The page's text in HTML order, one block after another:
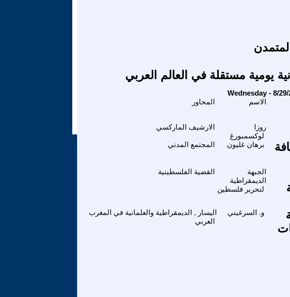
يومية مستقلة في العالم العربي
الاسم
الارشيف الماركسي
روزا
لوكسمبورغ
المجتمع المدني برهان غليون
القضية الفلسطينية
الجبهة
الديمقراطية
لتحرير فلسطين
اليسار , الديمقراطية والعلمانية في المغرب
العربي
و. السرغيني